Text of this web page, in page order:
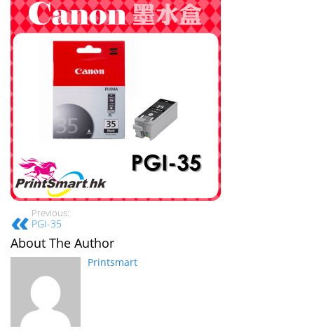
Previous:
PGI-35
About The Author
Printsmart